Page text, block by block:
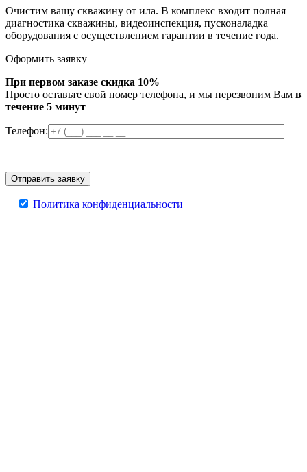
Очистим вашу скважину от ила. В комплекс входит полная
диагностика скважины, видеоинспекция, пусконаладка
оборудования с осуществлением гарантии в течение года.
Оформить заявку
При первом заказе скидка 10%
Просто оставьте свой номер телефона, и мы перезвоним Вам в
течение 5 минут
Телефон:
Политика конфиденциальности